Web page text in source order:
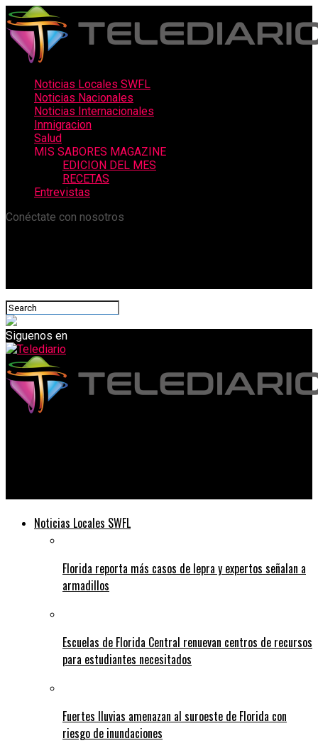
Noticias Locales SWFL
Noticias Nacionales
Noticias Internacionales
Inmigracion
Salud
MIS SABORES MAGAZINE
EDICION DEL MES
RECETAS
Entrevistas
Conéctate con nosotros
Siguenos en
Noticias Locales SWFL
Florida reporta más casos de lepra y expertos señalan a
armadillos
Escuelas de Florida Central renuevan centros de recursos
para estudiantes necesitados
Fuertes lluvias amenazan al suroeste de Florida con
riesgo de inundaciones